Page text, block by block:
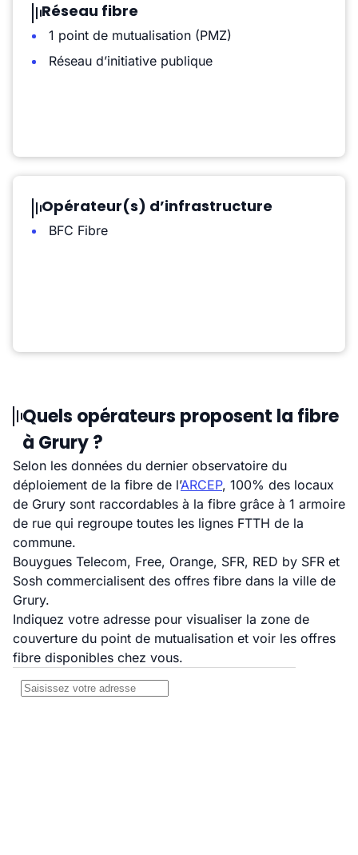
Réseau fibre
1 point de mutualisation (PMZ)
Réseau d’initiative publique
Opérateur(s) d’infrastructure
BFC Fibre
Quels opérateurs proposent la fibre
à Grury ?
Selon les données du dernier observatoire du
déploiement de la fibre de l’ARCEP, 100% des locaux
de Grury sont raccordables à la fibre grâce à 1 armoire
de rue qui regroupe toutes les lignes FTTH de la
commune.
Bouygues Telecom, Free, Orange, SFR, RED by SFR et
Sosh commercialisent des offres fibre dans la ville de
Grury.
Indiquez votre adresse pour visualiser la zone de
couverture du point de mutualisation et voir les offres
fibre disponibles chez vous.